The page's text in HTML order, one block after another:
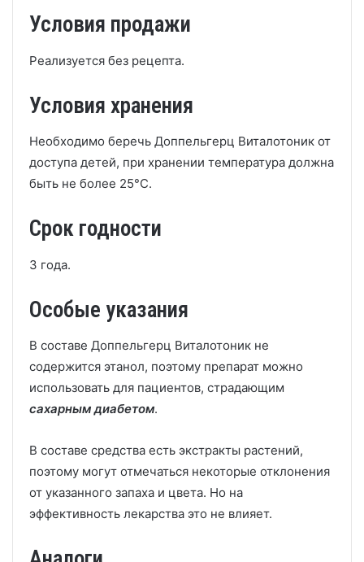
Условия продажи
Реализуется без рецепта.
Условия хранения
Необходимо беречь Доппельгерц Виталотоник от
доступа детей, при хранении температура должна
быть не более 25°С.
Срок годности
3 года.
Особые указания
В составе Доппельгерц Виталотоник не
содержится этанол, поэтому препарат можно
использовать для пациентов, страдающим
сахарным диабетом.
В составе средства есть экстракты растений,
поэтому могут отмечаться некоторые отклонения
от указанного запаха и цвета. Но на
эффективность лекарства это не влияет.